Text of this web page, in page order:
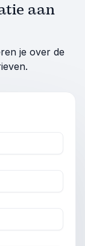
aan
je over de